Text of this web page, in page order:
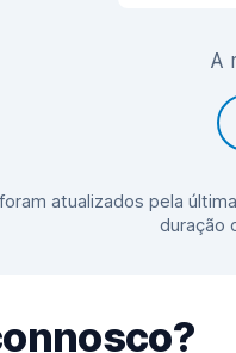
A
atualizados pela
duração